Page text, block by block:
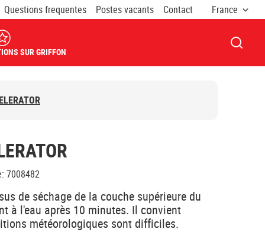
Questions frequentes Postes vacants Contact France
SUR GRIFFON
: 7008482
de séchage de la couche supérieure du
à l'eau après 10 minutes. Il convient
météorologiques sont difficiles.